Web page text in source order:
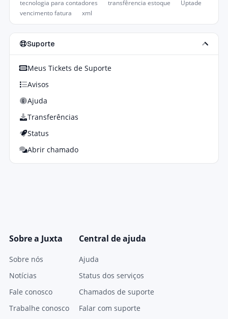
tecnologia para contadores
transfêrencia estoque
Uptade
vencimento fatura
xml
Suporte
Meus Tickets de Suporte
Avisos
Ajuda
Transferências
Status
Abrir chamado
Sobre a Juxta
Sobre nós
Notícias
Fale conosco
Trabalhe conosco
Central de ajuda
Ajuda
Status dos serviços
Chamados de suporte
Falar com suporte